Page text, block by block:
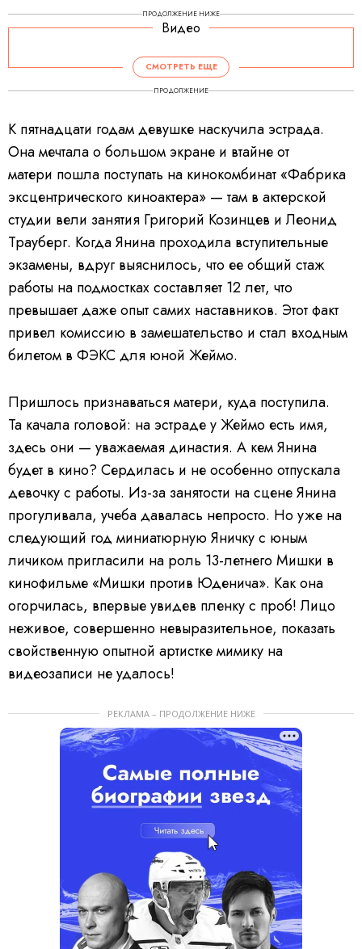
ПРОДОЛЖЕНИЕ НИЖЕ
Видео
СМОТРЕТЬ ЕЩЕ
ПРОДОЛЖЕНИЕ
К пятнадцати годам девушке наскучила эстрада.
Она мечтала о большом экране и втайне от
матери пошла поступать на кинокомбинат «Фабрика
эксцентрического киноактера» — там в актерской
студии вели занятия Григорий Козинцев и Леонид
Трауберг. Когда Янина проходила вступительные
экзамены, вдруг выяснилось, что ее общий стаж
работы на подмостках составляет 12 лет, что
превышает даже опыт самих наставников. Этот факт
привел комиссию в замешательство и стал входным
билетом в ФЭКС для юной Жеймо.
Пришлось признаваться матери, куда поступила.
Та качала головой: на эстраде у Жеймо есть имя,
здесь они — уважаемая династия. А кем Янина
будет в кино? Сердилась и не особенно отпускала
девочку с работы. Из-за занятости на сцене Янина
прогуливала, учеба давалась непросто. Но уже на
следующий год миниатюрную Яничку с юным
личиком пригласили на роль 13-летнего Мишки в
кинофильме «Мишки против Юденича». Как она
огорчилась, впервые увидев пленку с проб! Лицо
неживое, совершенно невыразительное, показать
свойственную опытной артистке мимику на
видеозаписи не удалось!
РЕКЛАМА – ПРОДОЛЖЕНИЕ НИЖЕ